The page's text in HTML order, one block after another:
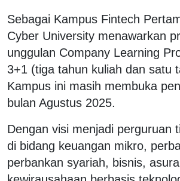
Sebagai Kampus Fintech
Cyber University menawarkan
unggulan Company Learning
3+1 (tiga tahun kuliah dan satu
Kampus ini masih membuka
bulan Agustus 2025.
Dengan visi menjadi perguruan
di bidang keuangan mikro,
perbankan syariah, bisnis,